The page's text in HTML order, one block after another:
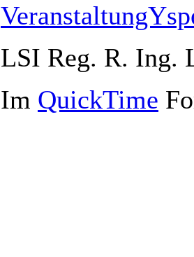
LSI Reg. R. Ing.
Im QuickTime